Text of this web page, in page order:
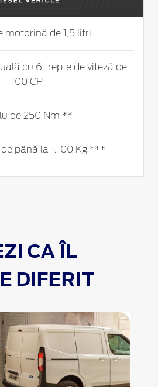
motorină de 1,5 litri
cu 6 trepte de viteză de
100 CP
de 250 Nm **
până la 1.100 Kg ***
CA ÎL
DIFERIT